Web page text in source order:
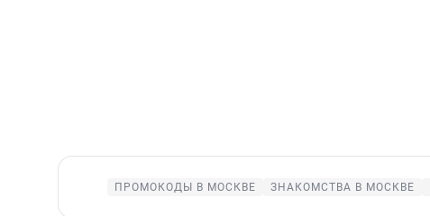
ПРОМОКОДЫ В МОСКВЕ ЗНАКОМСТВА В МОСКВЕ